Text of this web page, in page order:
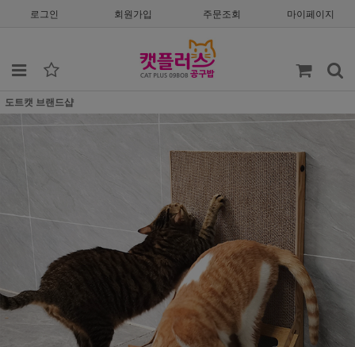
로그인 회원가입 주문조회 마이페이지
도트캣 브랜드샵